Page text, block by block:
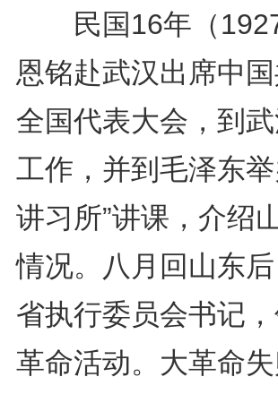
民国16年（1927
恩铭赴武汉出席中
全国代表大会，到
工作，并到毛泽东
讲习所”讲课，介绍
情况。八月回山东
省执行委员会书记
革命活动。大革命